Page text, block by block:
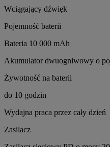
Wciągający dźwięk
Pojemność baterii
Bateria 10 000 mAh
Akumulator dwuogniwowy o
Żywotność na baterii
do 10 godzin
Wydajna praca przez cały dzień
Zasilacz